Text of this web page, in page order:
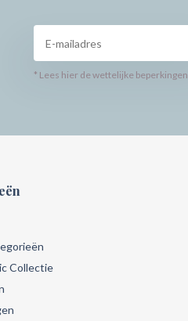
* Lees hier de wettelijke beperkingen
Collectie